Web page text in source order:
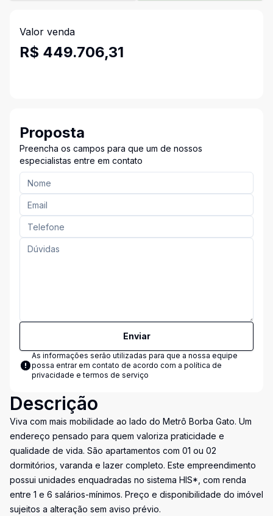
Valor venda
R$ 449.706,31
Proposta
Preencha os campos para que um de nossos
especialistas entre em contato
Enviar
As informações serão utilizadas para que a nossa equipe
possa entrar em contato de acordo com a política de
privacidade e termos de serviço
Descrição
Viva com mais mobilidade ao lado do Metrô Borba Gato. Um
endereço pensado para quem valoriza praticidade e
qualidade de vida. São apartamentos com 01 ou 02
dormitórios, varanda e lazer completo. Este empreendimento
possui unidades enquadradas no sistema HIS*, com renda
entre 1 e 6 salários-mínimos. Preço e disponibilidade do imóvel
sujeitos a alteração sem aviso prévio.